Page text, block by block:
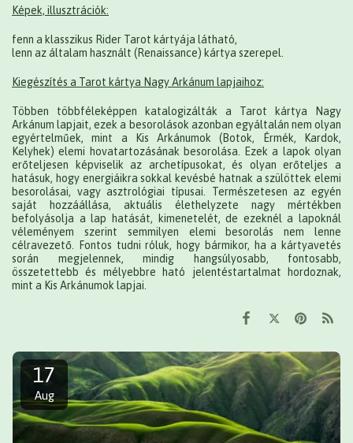
Képek, illusztrációk:
fenn a klasszikus Rider Tarot kártyája látható,
lenn az általam használt (Renaissance) kártya szerepel.
Kiegészítés a Tarot kártya Nagy Arkánum lapjaihoz:
Többen többféleképpen katalogizálták a Tarot kártya Nagy
Arkánum lapjait, ezek a besorolások azonban egyáltalán nem olyan
egyértelműek, mint a Kis Arkánumok (Botok, Érmék, Kardok,
Kelyhek) elemi hovatartozásának besorolása. Ezek a lapok olyan
erőteljesen képviselik az archetípusokat, és olyan erőteljes a
hatásuk, hogy energiáikra sokkal kevésbé hatnak a szülöttek elemi
besorolásai, vagy asztrológiai típusai. Természetesen az egyén
saját hozzáállása, aktuális élethelyzete nagy mértékben
befolyásolja a lap hatását, kimenetelét, de ezeknél a lapoknál
véleményem szerint semmilyen elemi besorolás nem lenne
célravezető. Fontos tudni róluk, hogy bármikor, ha a kártyavetés
során megjelennek, mindig hangsúlyosabb, fontosabb,
összetettebb és mélyebbre ható jelentéstartalmat hordoznak,
mint a Kis Arkánumok lapjai.
17
Aug